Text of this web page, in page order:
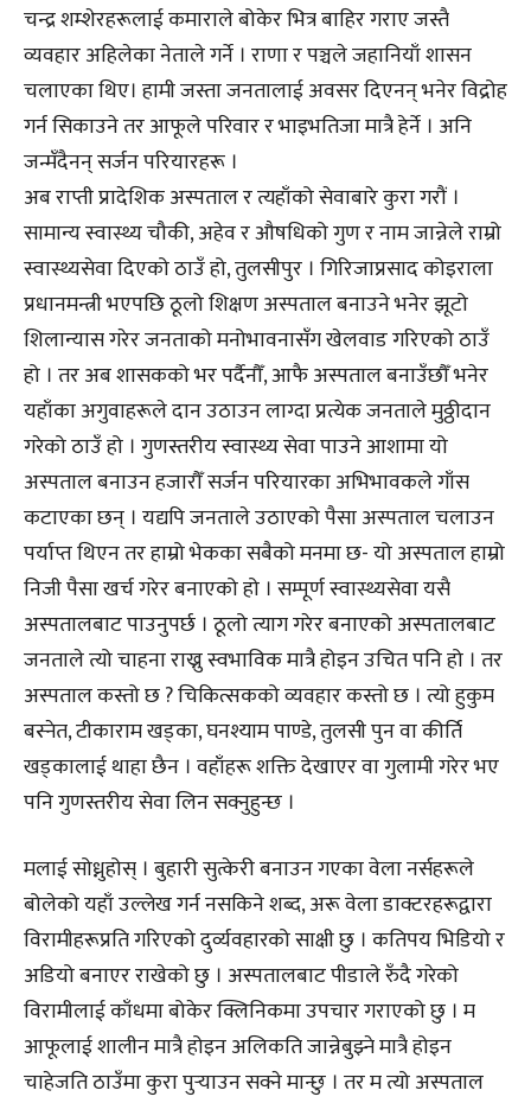
चन्द्र शम्शेरहरूलाई कमाराले बोकेर भित्र बाहिर गराए जस्तै
व्यवहार अहिलेका नेताले गर्ने । राणा र पञ्चले जहानियाँ शासन
चलाएका थिए। हामी जस्ता जनतालाई अवसर दिएनन् भनेर विद्रोह
गर्न सिकाउने तर आफूले परिवार र भाइभतिजा मात्रै हेर्ने । अनि
जन्मँदैनन् सर्जन परियारहरू ।
अब राप्ती प्रादेशिक अस्पताल र त्यहाँको सेवाबारे कुरा गरौं ।
सामान्य स्वास्थ्य चौकी, अहेव र औषधिको गुण र नाम जान्नेले राम्रो
स्वास्थ्यसेवा दिएको ठाउँ हो, तुलसीपुर । गिरिजाप्रसाद कोइराला
प्रधानमन्त्री भएपछि ठूलो शिक्षण अस्पताल बनाउने भनेर झूटो
शिलान्यास गरेर जनताको मनोभावनासँग खेलवाड गरिएको ठाउँ
हो । तर अब शासकको भर पर्दैनौँ, आफै अस्पताल बनाउँछौँ भनेर
यहाँका अगुवाहरूले दान उठाउन लाग्दा प्रत्येक जनताले मुठ्ठीदान
गरेको ठाउँ हो । गुणस्तरीय स्वास्थ्य सेवा पाउने आशामा यो
अस्पताल बनाउन हजारौँ सर्जन परियारका अभिभावकले गाँस
कटाएका छन् । यद्यपि जनताले उठाएको पैसा अस्पताल चलाउन
पर्याप्त थिएन तर हाम्रो भेकका सबैको मनमा छ- यो अस्पताल हाम्रो
निजी पैसा खर्च गरेर बनाएको हो । सम्पूर्ण स्वास्थ्यसेवा यसै
अस्पतालबाट पाउनुपर्छ । ठूलो त्याग गरेर बनाएको अस्पतालबाट
जनताले त्यो चाहना राख्नु स्वभाविक मात्रै होइन उचित पनि हो । तर
अस्पताल कस्तो छ ? चिकित्सकको व्यवहार कस्तो छ । त्यो हुकुम
बस्नेत, टीकाराम खड्का, घनश्याम पाण्डे, तुलसी पुन वा कीर्ति
खड्कालाई थाहा छैन । वहाँहरू शक्ति देखाएर वा गुलामी गरेर भए
पनि गुणस्तरीय सेवा लिन सक्नुहुन्छ ।
मलाई सोध्नुहोस् । बुहारी सुत्केरी बनाउन गएका वेला नर्सहरूले
बोलेको यहाँ उल्लेख गर्न नसकिने शब्द, अरू वेला डाक्टरहरूद्वारा
विरामीहरूप्रति गरिएको दुर्व्यवहारको साक्षी छु । कतिपय भिडियो र
अडियो बनाएर राखेको छु । अस्पतालबाट पीडाले रुँदै गरेको
विरामीलाई काँधमा बोकेर क्लिनिकमा उपचार गराएको छु । म
आफूलाई शालीन मात्रै होइन अलिकति जान्नेबुझ्ने मात्रै होइन
चाहेजति ठाउँमा कुरा पुर्‍याउन सक्ने मान्छु । तर म त्यो अस्पताल